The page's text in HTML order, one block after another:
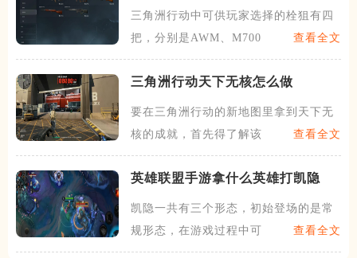
三角洲行动中可供玩家选择的栓狙有四
把，分别是AWM、M700
查看全文
三角洲行动天下无核怎么做
要在三角洲行动的新地图里拿到天下无
核的成就，首先得了解该图的
查看全文
英雄联盟手游拿什么英雄打凯隐
凯隐一共有三个形态，初始登场的是常
规形态，在游戏过程中可以收
查看全文